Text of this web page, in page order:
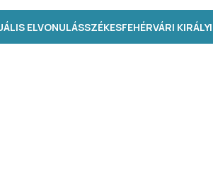
ELVONULÁSSZÉKESFEHÉRVÁRI